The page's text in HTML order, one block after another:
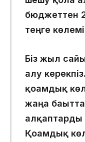
бюджеттен
теңге
Біз жыл
алу
қоғамдық
жаңа
алқаптарды
Қоғамдық